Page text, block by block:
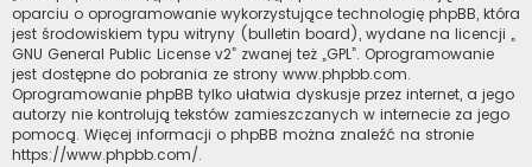
oparciu o oprogramowanie wykorzystujące technologię phpBB, która
jest środowiskiem typu witryny (bulletin board), wydane na licencji „
GNU General Public License v2” zwanej też „GPL”. Oprogramowanie
jest dostępne do pobrania ze strony www.phpbb.com.
Oprogramowanie phpBB tylko ułatwia dyskusje przez internet, a jego
autorzy nie kontrolują tekstów zamieszczanych w internecie za jego
pomocą. Więcej informacji o phpBB można znaleźć na stronie
https://www.phpbb.com/.